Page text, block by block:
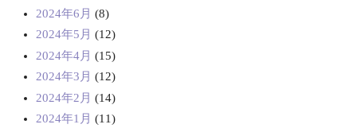
2024年6月 (8)
2024年5月 (12)
2024年4月 (15)
2024年3月 (12)
2024年2月 (14)
2024年1月 (11)